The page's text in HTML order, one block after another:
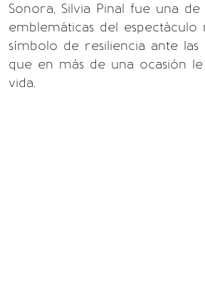
Sonora, Silvia Pinal fue una
emblemáticas del
símbolo de resiliencia ante las
que en más de una ocasión
vida.